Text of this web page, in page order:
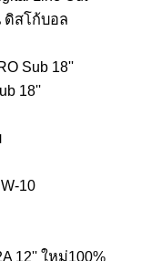
ดิสโก้บอล
Sub 18''
18''
10
12'' ใหม่100%